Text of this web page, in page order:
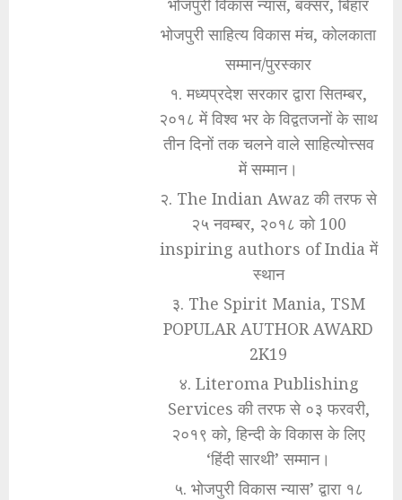
भोजपुरी साहित्य विकास मंच, कोलकाता
सम्मान/पुरस्कार
१. मध्यप्रदेश सरकार द्वारा सितम्बर,
२०१८ में विश्व भर के विद्वतजनों के साथ
तीन दिनों तक चलने वाले साहित्योत्त्सव
में सम्मान।
२. The Indian Awaz की तरफ से
२५ नवम्बर, २०१८ को 100
inspiring authors of India में
स्थान
३. The Spirit Mania, TSM
POPULAR AUTHOR AWARD
2K19
४. Literoma Publishing
Services की तरफ से ०३ फरवरी,
२०१९ को, हिन्दी के विकास के लिए
‘हिंदी सारथी’ सम्मान।
५. भोजपुरी विकास न्यास’ द्वारा १८